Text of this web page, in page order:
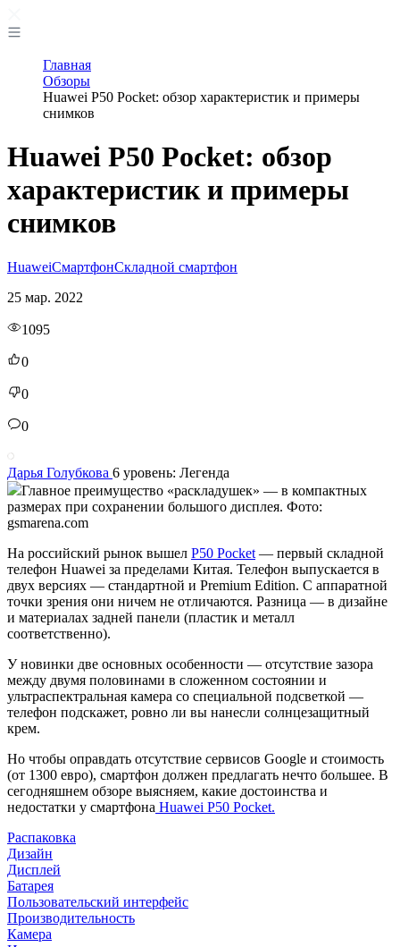
Главная
Обзоры
Huawei P50 Pocket: обзор характеристик и примеры
снимков
Huawei P50 Pocket: обзор
характеристик и примеры
снимков
HuaweiСмартфонСкладной смартфон
25 мар. 2022
1095
0
0
0
Дарья Голубкова 6 уровень: Легенда
Главное преимущество «раскладушек» — в компактных
размерах при сохранении большого дисплея. Фото:
gsmarena.com
На российский рынок вышел P50 Pocket — первый складной
телефон Huawei за пределами Китая. Телефон выпускается в
двух версиях — стандартной и Premium Edition. С аппаратной
точки зрения они ничем не отличаются. Разница — в дизайне
и материалах задней панели (пластик и металл
соответственно).
У новинки две основных особенности — отсутствие зазора
между двумя половинами в сложенном состоянии и
ультраспектральная камера со специальной подсветкой —
телефон подскажет, ровно ли вы нанесли солнцезащитный
крем.
Но чтобы оправдать отсутствие сервисов Google и стоимость
(от 1300 евро), смартфон должен предлагать нечто большее. В
сегодняшнем обзоре выясняем, какие достоинства и
недостатки у смартфона Huawei P50 Pocket.
Распаковка
Дизайн
Дисплей
Батарея
Пользовательский интерфейс
Производительность
Камера